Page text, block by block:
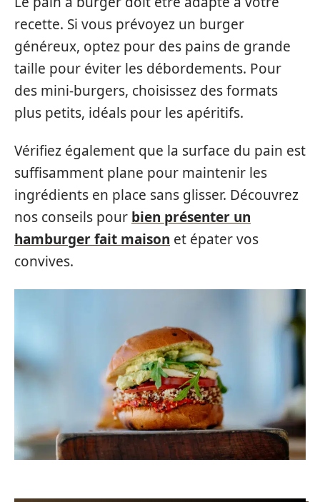
recette. Si vous prévoyez un burger
généreux, optez pour des pains de grande
taille pour éviter les débordements. Pour
des mini-burgers, choisissez des formats
plus petits, idéals pour les apéritifs.
Vérifiez également que la surface du pain est
suffisamment plane pour maintenir les
ingrédients en place sans glisser. Découvrez
nos conseils pour bien présenter un
hamburger fait maison et épater vos
convives.